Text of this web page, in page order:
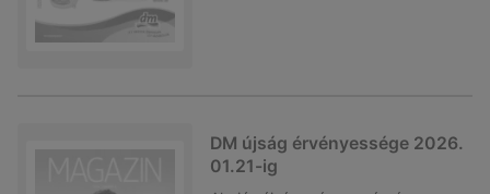
DM újság érvényessége 2026.
01.21-ig